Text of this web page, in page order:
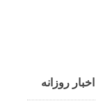
اخبار روزانه